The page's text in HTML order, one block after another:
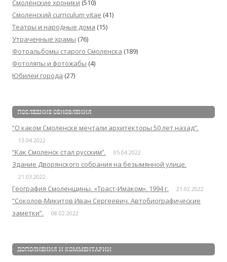
Смоленские хроники (510)
Смоленский сurriculum vitae (41)
Театры и народные дома (15)
Утраченные храмы (76)
Фотоальбомы старого Смоленска (189)
Фотоляпы и фотожабы (4)
Юбилеи города (27)
ПОСЛЕДНИЕ ОБНОВЛЕНИЯ
“О каком Смоленске мечтали архитекторы 50 лет назад”.
13.04.2022
“Как Смоленск стал русским”. 05.04.2022
Здание Дворянского собрания на безымянной улице.
21.03.2022
География Смоленщины. «Траст-Имаком». 1994 г. 21.02.2022
“Соколов-Микитов Иван Сергеевич. Автобиографические
заметки”.
08.02.2022
ДОПОЛНЕНИЯ И КОММЕНТАРИИ